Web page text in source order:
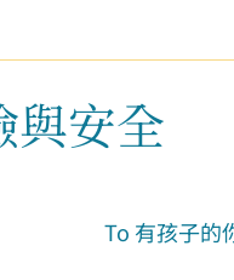
與安全
To 有孩子的